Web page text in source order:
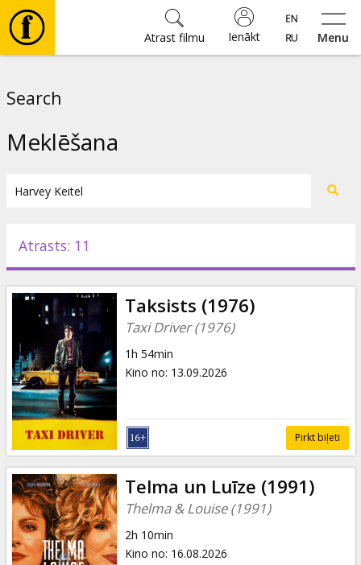
Menu
Ienākt
Atrast filmu
Pasākumi
Ziņas
Dāvanu
kartes
Uzkodas
B2B
Kino
Klubs
Search
Meklēšana
Atrasts: 11
Taksists (1976)
Taxi Driver (1976)
1h 54min
Kino no: 13.09.2026
Pirkt biļeti
Telma un Luīze (1991)
Thelma & Louise (1991)
2h 10min
Kino no: 16.08.2026